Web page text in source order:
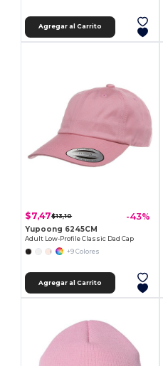
Agregar al Carrito
$7,47$13,10 -43%
Yupoong 6245CM
Adult Low-Profile Classic Dad Cap
+9 Colores
Agregar al Carrito